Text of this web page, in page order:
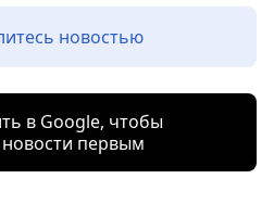
новостью
в Google, чтобы
первым